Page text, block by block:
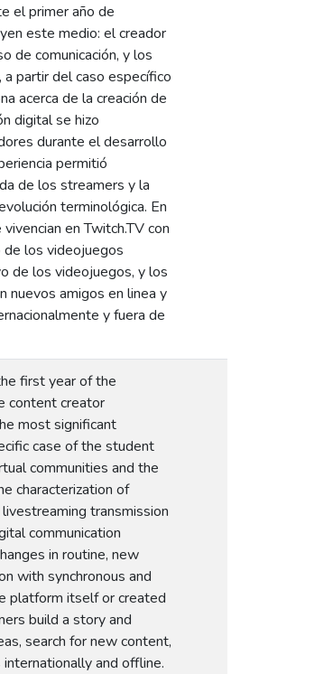
el primer año de
este medio: el creador
de comunicación, y los
partir del caso específico
acerca de la creación de
digital se hizo
durante el desarrollo
permitió
de los streamers y la
terminológica. En
en Twitch.TV con
de los videojuegos
de los videojuegos, y los
nuevos amigos en linea y
y fuera de
first year of the
content creator
most significant
case of the student
communities and the
characterization of
transmission
communication
in routine, new
with synchronous and
platform itself or created
build a story and
search for new content,
and offline.